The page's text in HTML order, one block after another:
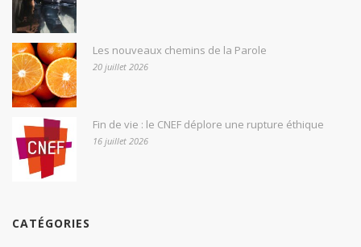
Les nouveaux chemins de la Parole
20 juillet 2026
Fin de vie : le CNEF déplore une rupture éthique
16 juillet 2026
CATÉGORIES